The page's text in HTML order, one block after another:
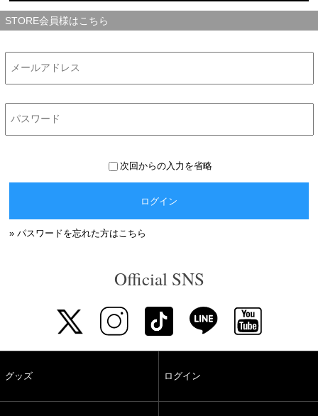
STORE会員様はこちら
次回からの入力を省略
ログイン
» パスワードを忘れた方はこちら
Official SNS
グッズ ログイン